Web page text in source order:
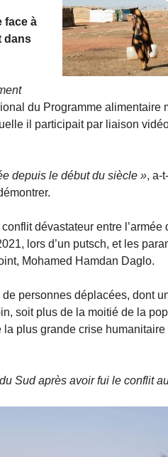
face à
dans
du Programme alimentaire
il participait par liaison
depuis le début du siècle », a-
dévastateur entre l’armée
lors d’un putsch, et les
Mohamed Hamdan Daglo.
personnes déplacées, dont
soit plus de la moitié de la
plus grande crise humanitaire
Sud après avoir fui le conflit